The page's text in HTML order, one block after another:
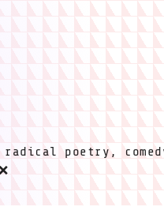
poetry,